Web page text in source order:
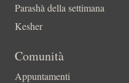
Parashà della settimana
Kesher
Comunità
Appuntamenti